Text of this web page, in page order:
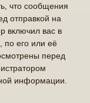
что сообщения
отправкой на
включил вас в
по его или её
перед
информации.